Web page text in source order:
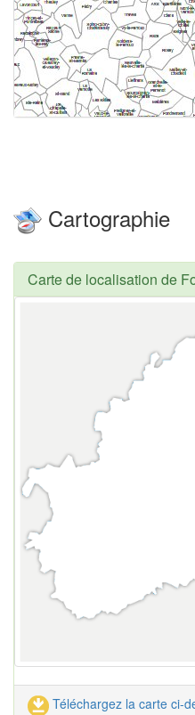
Cartographie
Carte de localisation de
Téléchargez la carte ci-